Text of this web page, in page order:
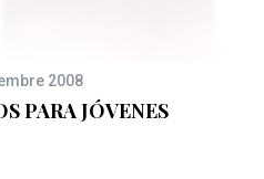
2008
PARA JÓVENES